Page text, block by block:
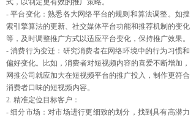
式，以制定更有效的推广策略。
- 平台变化：熟悉各大网络平台的规则和算法调整。如搜
索引擎算法的更新、社交媒体平台功能和推荐机制的变化
等，及时调整推广方式以适应平台变化，保持推广效果。
- 消费行为变迁：研究消费者在网络环境中的行为习惯和
偏好变化。比如，消费者对短视频内容的喜爱不断增加，
网推公司就应加大在短视频平台的推广投入，制作更符合
消费者口味的短视频内容。
2. 精准定位目标客户：
- 细分市场：对市场进行更细致的划分，找到具有高潜力